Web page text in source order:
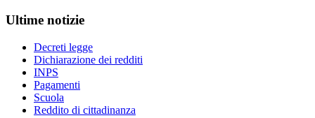
Ultime notizie
Decreti legge
Dichiarazione dei redditi
INPS
Pagamenti
Scuola
Reddito di cittadinanza